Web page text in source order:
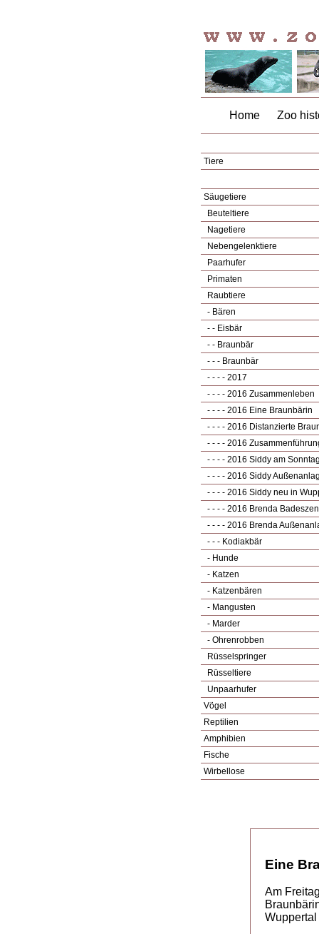
Home Zoo
Tiere
Säugetiere
Beuteltiere
Nagetiere
Nebengelenktiere
Paarhufer
Primaten
Raubtiere
- Bären
- - Eisbär
- - Braunbär
- - - Braunbär
- - - - 2017
- - - - 2016 Zusammenleben
- - - - 2016 Eine Braunbärin
- - - - 2016 Distanzierte
- - - - 2016
- - - - 2016 Siddy am Sonntag
- - - - 2016 Siddy
- - - - 2016 Siddy neu in
- - - - 2016 Brenda
- - - - 2016 Brenda
- - - Kodiakbär
- Hunde
- Katzen
- Katzenbären
- Mangusten
- Marder
- Ohrenrobben
Rüsselspringer
Rüsseltiere
Unpaarhufer
Vögel
Reptilien
Amphibien
Fische
Wirbellose
Eine
Am
Wuppertal